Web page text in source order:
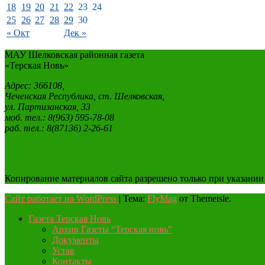
« Окт Дек »
18 19 20 21 22 23 24
25 26 27 28 29 30
МАУ Шелковская районная газета
«Терская Новь»
Адрес: 366108,
Чеченская Республика, ст. Шелковская,
ул. Партизанская, 33
моб. тел.: 8(963) 595-78-08
раб. тел.: 8(87136) 2-26-61
Копирование материалов сайта разрешено только при
Сайт работает на WordPress | Тема: FlyMag от Themeisle.
Газета Терская Новь
Архив Газеты “Терская новь”
Документы
Устав
Контакты